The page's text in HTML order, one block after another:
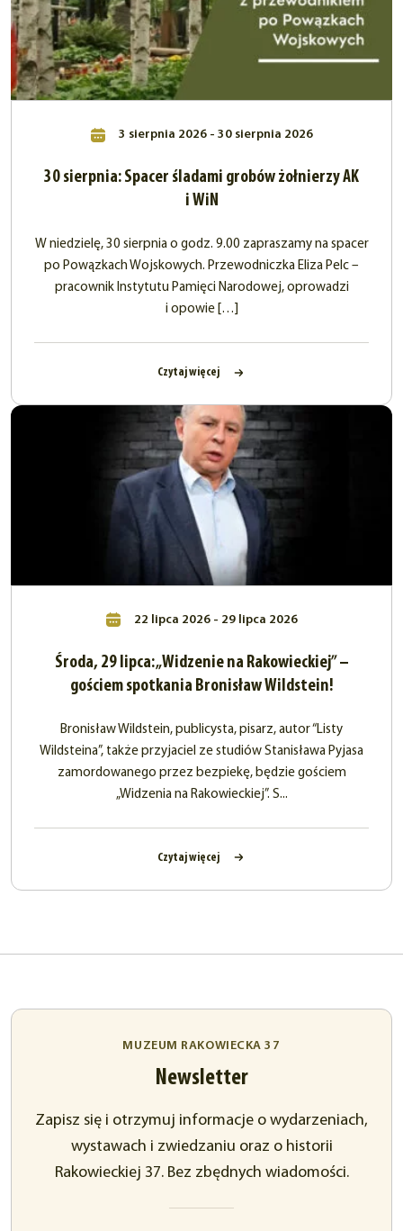
3 sierpnia 2026 - 30 sierpnia 2026
30 sierpnia: Spacer śladami grobów żołnierzy AK
i WiN
W niedzielę, 30 sierpnia o godz. 9.00 zapraszamy na spacer
po Powązkach Wojskowych. Przewodniczka Eliza Pelc –
pracownik Instytutu Pamięci Narodowej, oprowadzi
i opowie […]
Czytaj więcej
22 lipca 2026 - 29 lipca 2026
Środa, 29 lipca: „Widzenie na Rakowieckiej” –
gościem spotkania Bronisław Wildstein!
Bronisław Wildstein, publicysta, pisarz, autor “Listy
Wildsteina”, także przyjaciel ze studiów Stanisława Pyjasa
zamordowanego przez bezpiekę, będzie gościem
„Widzenia na Rakowieckiej”. S...
Czytaj więcej
MUZEUM RAKOWIECKA 37
Newsletter
Zapisz się i otrzymuj informacje o wydarzeniach,
wystawach i zwiedzaniu oraz o historii
Rakowieckiej 37. Bez zbędnych wiadomości.